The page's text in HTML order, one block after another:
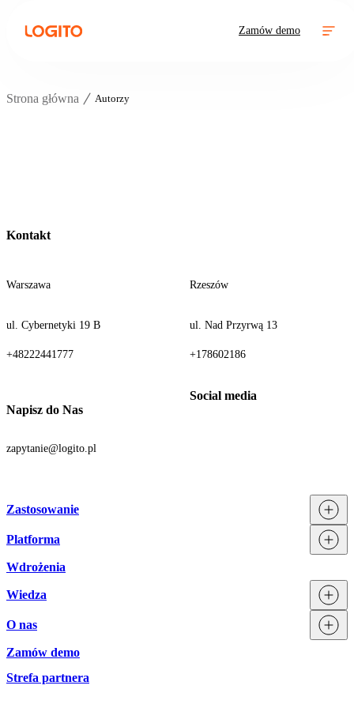
Zamów demo
Strona główna Autorzy
Kontakt
Warszawa
ul. Cybernetyki 19 B
+48222441777
Rzeszów
ul. Nad Przyrwą 13
+178602186
Napisz do Nas
zapytanie@logito.pl
Zastosowanie
Procesy
Branże
Platforma
Technologia
Licencjonowanie
Wdrożenia
Wiedza
O nas
Zespół Logito
Aktualności
Zamów demo
Strefa partnera